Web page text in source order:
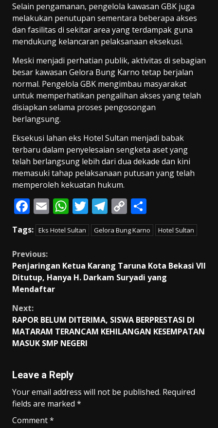
Selain pengamanan, pengelola kawasan GBK juga
melakukan penutupan sementara beberapa akses
dan fasilitas di sekitar area yang terdampak guna
mendukung kelancaran pelaksanaan eksekusi.
Meski menjadi perhatian publik, aktivitas di sebagian
besar kawasan Gelora Bung Karno tetap berjalan
normal. Pengelola GBK mengimbau masyarakat
untuk memperhatikan pengalihan akses yang telah
disiapkan selama proses pengosongan
berlangsung.
Eksekusi lahan eks Hotel Sultan menjadi babak
terbaru dalam penyelesaian sengketa aset yang
telah berlangsung lebih dari dua dekade dan kini
memasuki tahap pelaksanaan putusan yang telah
memperoleh kekuatan hukum.
F
ac
e
b
o
o
E
m
ai
W
h
at
A
p
T
w
itt
T
el
e
a
m
C
o
p
Li
n
h
ar
Tags: Eks Hotel Sultan Gelora Bung Karno Hotel Sultan
Continue
Reading
Previous:
Penjaringan Ketua Karang Taruna Kota Bekasi VII
Ditutup, Hanya H. Darkam Suryadi yang
Mendaftar
Next:
RAPOR BELUM DITERIMA, SISWA BERPRESTASI DI
MATARAM TERANCAM KEHILANGAN KESEMPATAN
MASUK SMP NEGERI
Leave a Reply
Your email address will not be published. Required
fields are marked *
Comment*